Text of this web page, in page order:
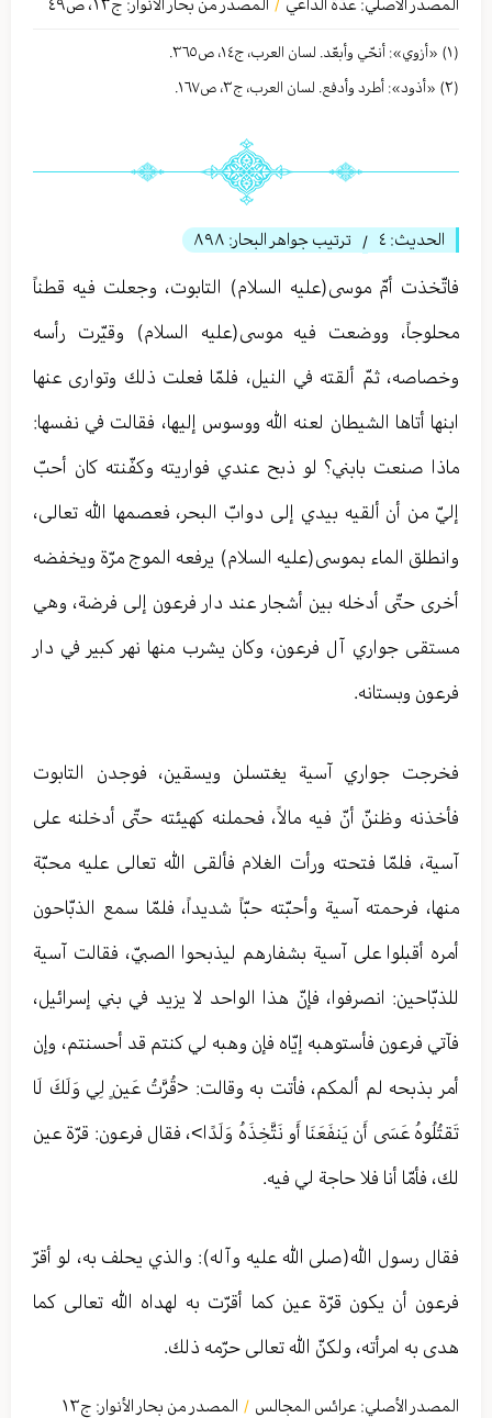
المصدر الأصلي: عدّة الداعي / المصدر من بحار الأنوار: ج١٣، ص٤٩
(١) «أزوي»: أنحّي وأبعّد. لسان العرب، ج١٤، ص٣٦٥.
(٢) «أذود»: أطرد وأدفع. لسان العرب، ج٣، ص١٦٧.
الحديث: ٤ / ترتيب جواهر البحار: ٨٩٨
فاتّخذت أمّ موسى(عليه السلام) التابوت، وجعلت فيه قطناً
محلوجاً، ووضعت فيه موسى(عليه السلام) وقيّرت رأسه
وخصاصه، ثمّ ألقته في النيل، فلمّا فعلت ذلك وتوارى عنها
ابنها أتاها الشيطان لعنه الله ووسوس إليها، فقالت في نفسها:
ماذا صنعت بابني؟ لو ذبح عندي فواريته وكفّنته كان أحبّ
إليّ من أن ألقيه بيدي إلى دوابّ البحر، فعصمها الله تعالی‌،
وانطلق الماء بموسى(عليه السلام) يرفعه الموج مرّة ويخفضه
أخرى حتّى أدخله بين أشجار عند دار فرعون إلى فرضة، وهي
مستقى جواري آل فرعون، وكان يشرب منها نهر كبير في دار
فرعون وبستانه.
فخرجت جواري آسية يغتسلن ويسقين، فوجدن التابوت
فأخذنه وظننّ أنّ فيه مالاً، فحملنه كهيئته حتّى أدخلنه على
آسية، فلمّا فتحته ورأت الغلام فألقى الله تعالی عليه محبّة
منها، فرحمته آسية وأحبّته حبّاً شديداً، فلمّا سمع الذبّاحون
أمره أقبلوا على آسية بشفارهم ليذبحوا الصبيّ، فقالت آسية
للذبّاحين: انصرفوا، فإنّ هذا الواحد لا يزيد في بني إسرائيل،
فآتي فرعون فأستوهبه إيّاه فإن وهبه لي كنتم قد أحسنتم، وإن
أمر بذبحه لم ألمكم، فأتت به وقالت: <قُرَّتُ عَينٍ لِي وَلَكَ لَا
تَقتُلُوهُ عَسَى أَن يَنفَعَنَا أَو نَتَّخِذَهُ وَلَدًا>، فقال فرعون: قرّة عين
لك، فأمّا أنا فلا حاجة لي فيه.
فقال رسول الله(صلى الله عليه وآله): والذي يحلف به، لو أقرّ
فرعون أن يكون قرّة عين كما أقرّت به لهداه الله تعالی كما
هدى به امرأته، ولكنّ الله تعالی حرّمه ذلك.
المصدر الأصلي: عرائس المجالس / المصدر من بحار الأنوار: ج١٣